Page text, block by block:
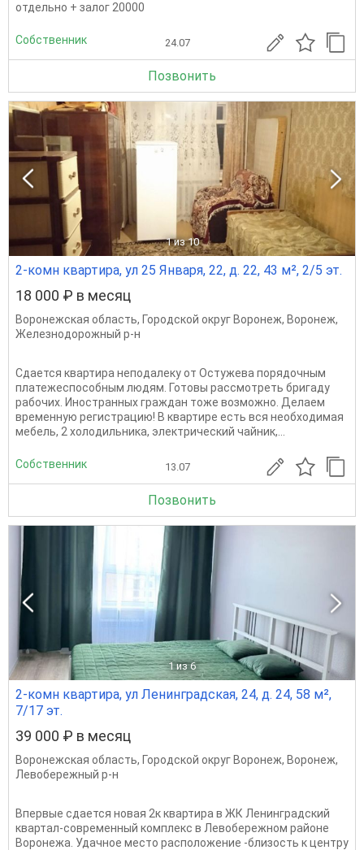
отдельно + залог 20000
Собственник 24.07
Позвонить
1 из 10
2-комн квартира, ул 25 Января, 22, д. 22, 43 м², 2/5 эт.
18 000 ₽ в месяц
Воронежская область, Городской округ Воронеж, Воронеж,
Железнодорожный р-н
Сдается квартира неподалеку от Остужева порядочным
платежеспособным людям. Готовы рассмотреть бригаду
рабочих. Иностранных граждан тоже возможно. Делаем
временную регистрацию! В квартире есть вся необходимая
мебель, 2 холодильника, электрический чайник,...
Собственник 13.07
Позвонить
1 из 6
2-комн квартира, ул Ленинградская, 24, д. 24, 58 м²,
7/17 эт.
39 000 ₽ в месяц
Воронежская область, Городской округ Воронеж, Воронеж,
Левобережный р-н
Впервые сдается новая 2к квартира в ЖК Ленинградский
квартал-современный комплекс в Левобережном районе
Воронежа. Удачное место расположение -близость к центру